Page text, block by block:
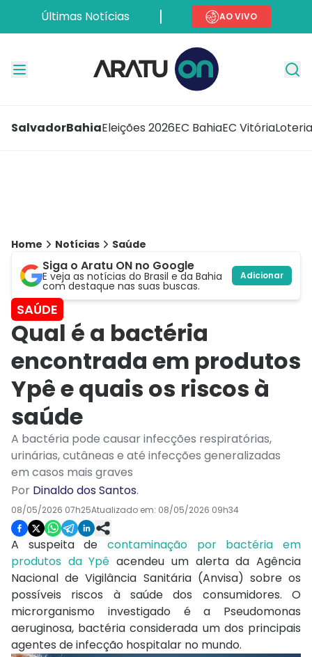
Últimas Notícias AO VIVO
SalvadorBahiaEleições 2026EC BahiaEC Vitória
Home Notícias Saúde
Siga o Aratu ON no Google
E veja as notícias do Brasil e da Bahia
com destaque nas suas buscas.
Adicionar
SAÚDE
Qual é a bactéria
encontrada em produtos
Ypê e quais os riscos à
saúde
A bactéria pode causar infecções respiratórias,
urinárias, cutâneas e até infecções generalizadas
em casos mais graves
Por Dinaldo dos Santos.
08/05/2026 07h25Atualizado em: 08/05/2026 09h34
A suspeita de contaminação por bactéria em
produtos da Ypê acendeu um alerta da Agência
Nacional de Vigilância Sanitária (Anvisa) sobre os
possíveis riscos à saúde dos consumidores. O
microrganismo investigado é a Pseudomonas
aeruginosa, bactéria considerada um dos principais
agentes de infecção hospitalar no mundo.